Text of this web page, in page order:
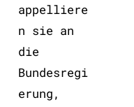
appelliere
n sie an
die
Bundesregi
erung,